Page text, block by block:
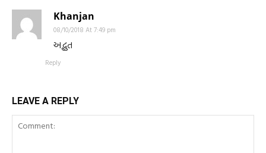
Khanjan
08/10/2018 At 7:49 pm
અદ્ભુત
Reply
LEAVE A REPLY